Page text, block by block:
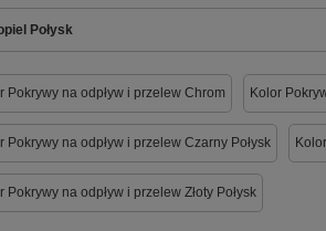
Połysk
Pokrywy na odpływ i przelew Chrom Kolor
Pokrywy na odpływ i przelew Czarny Połysk
Pokrywy na odpływ i przelew Złoty Połysk